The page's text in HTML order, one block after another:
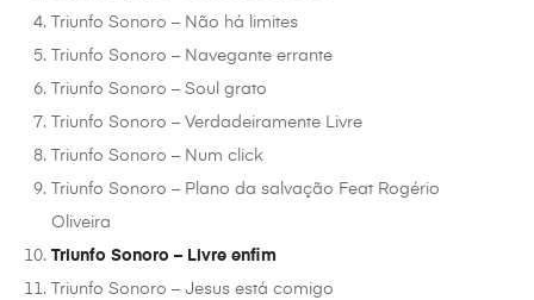
Triunfo Sonoro – Não há limites
Triunfo Sonoro – Navegante errante
Triunfo Sonoro – Soul grato
Triunfo Sonoro – Verdadeiramente Livre
Triunfo Sonoro – Num click
Triunfo Sonoro – Plano da salvação Feat Rogério
Oliveira
Triunfo Sonoro – Livre enfim
Triunfo Sonoro – Jesus está comigo